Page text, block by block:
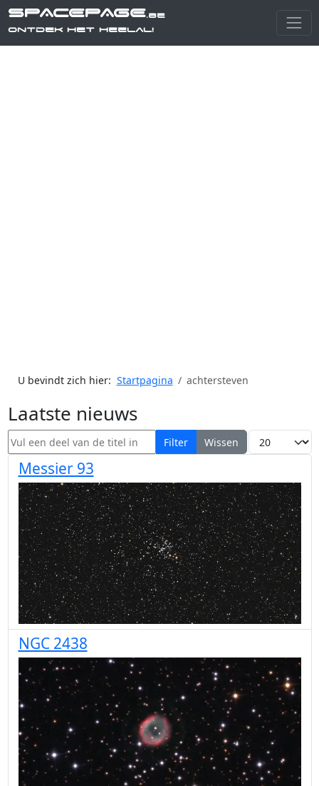
SPACEPAGE.be
Ontdek het heelal!
U bevindt zich hier: Startpagina achtersteven
Laatste nieuws
Vul een deel van de titel in Filter Wissen Toon #
Messier 93
NGC 2438